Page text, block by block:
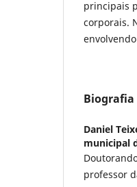
principais
corporais.
Daniel
municipal
professor